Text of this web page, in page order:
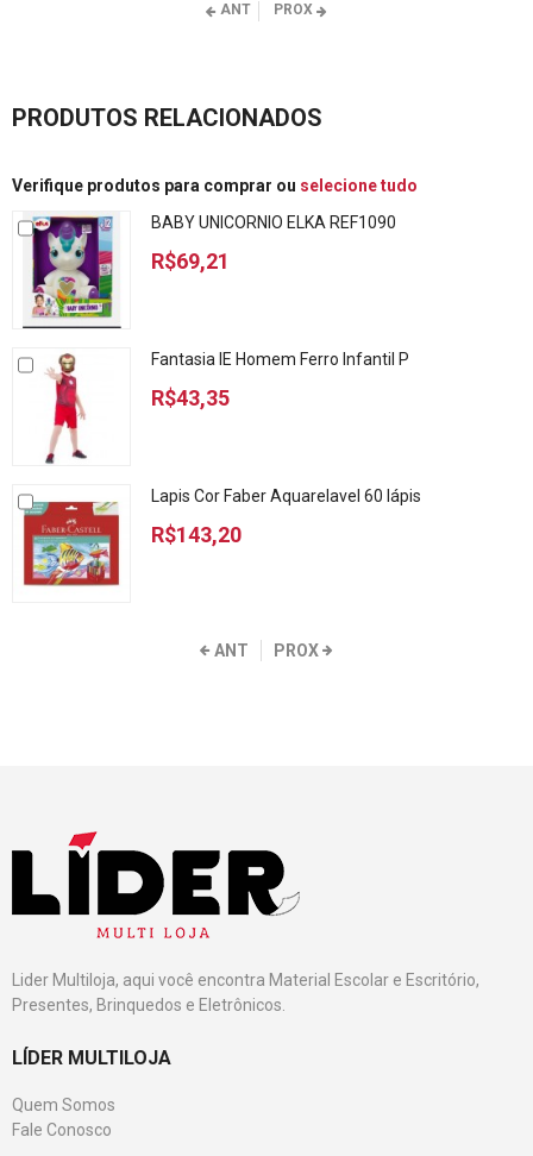
ANT PROX
PRODUTOS RELACIONADOS
Verifique produtos para comprar ou selecione tudo
BABY UNICORNIO ELKA REF1090
R$69,21
Fantasia IE Homem Ferro Infantil P
R$43,35
Lapis Cor Faber Aquarelavel 60 lápis
R$143,20
ANT PROX
Lider Multiloja, aqui você encontra Material Escolar e Escritório,
Presentes, Brinquedos e Eletrônicos.
LÍDER MULTILOJA
Quem Somos
Fale Conosco